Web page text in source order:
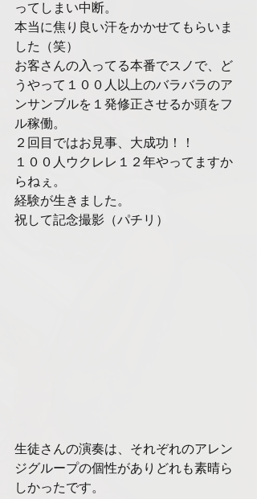
ってしまい中断。
本当に焦り良い汗をかかせてもらいま
した（笑）
お客さんの入ってる本番でスノで、ど
うやって１００人以上のバラバラのア
ンサンブルを１発修正させるか頭をフ
ル稼働。
２回目ではお見事、大成功！！
１００人ウクレレ１２年やってますか
らねぇ。
経験が生きました。
祝して記念撮影（パチリ）
生徒さんの演奏は、それぞれのアレン
ジグループの個性がありどれも素晴ら
しかったです。